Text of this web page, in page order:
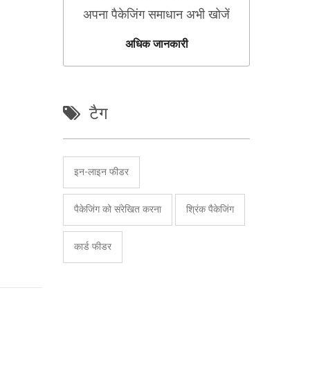
अपना पैकेजिंग समाधान अभी खोजें
अधिक जानकारी
टैग
इन-लाइन फीडर
पैकेजिंग को संरेखित करना श्रिंक पैकेजिंग
कार्ड फीडर